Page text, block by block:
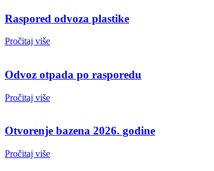
Raspored odvoza plastike
Pročitaj više
Odvoz otpada po rasporedu
Pročitaj više
Otvorenje bazena 2026. godine
Pročitaj više